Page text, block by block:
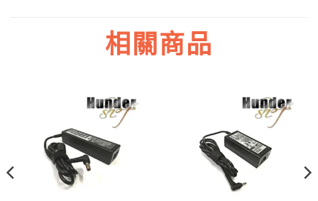
相關商品